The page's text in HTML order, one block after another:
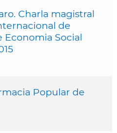
Charla magistral
de
Economia Social
Popular de